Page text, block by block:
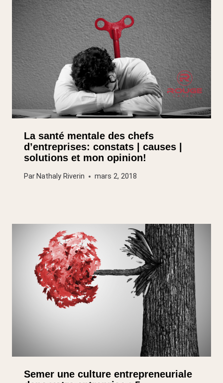
La santé mentale des chefs
d’entreprises: constats | causes |
solutions et mon opinion!
ParNathaly Riverin mars 2, 2018
Semer une culture entrepreneuriale